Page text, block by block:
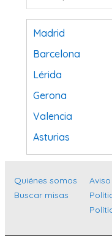
Madrid
Barcelona
Lérida
Gerona
Valencia
Asturias
Tarragona
Navarra
Valladolid
Quiénes somos
Buscar misas